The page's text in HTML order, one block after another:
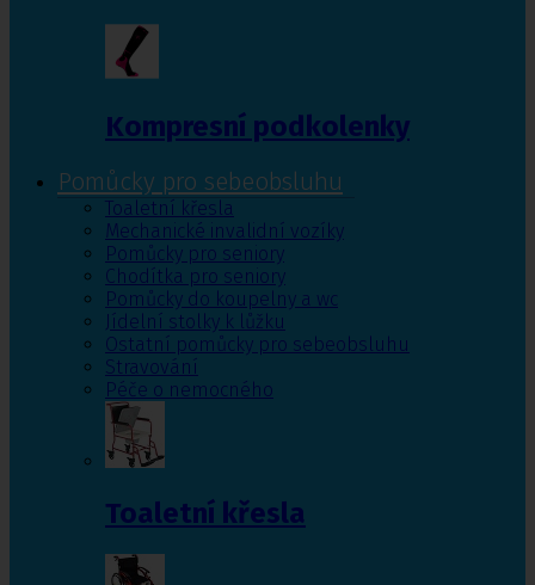
Kompresní podkolenky
Pomůcky pro sebeobsluhu
Toaletní křesla
Mechanické invalidní vozíky
Pomůcky pro seniory
Chodítka pro seniory
Pomůcky do koupelny a wc
Jídelní stolky k lůžku
Ostatní pomůcky pro sebeobsluhu
Stravování
Péče o nemocného
Toaletní křesla